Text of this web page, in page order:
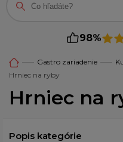
98%
Gastro zariadenie
Hrniec na ryby
Hrniec na
Popis kategórie